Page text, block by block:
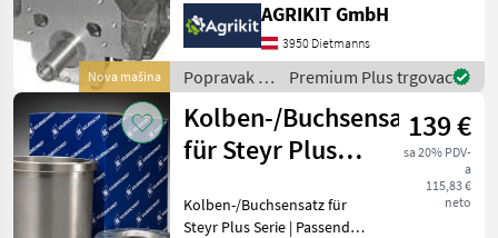
Nova mašina
Landini sowie weitere
Modelle. Hochwertiger
Perkins Short Motor –
Fachgerecht
AGRIKIT GmbH
3950 Dietmanns
Popravak i
rezervni
dijelovi /
Lindner
Premium Plus trgovac
Kolben-/Buchsensatz
für Steyr Plus
139 €
sa 20% PDV-
a
115,83 €
neto
Kolben-/Buchsensatz für
Steyr Plus Serie | Passend